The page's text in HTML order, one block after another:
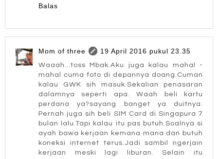
Balas
Mom of three 19 April 2016 pukul 23.35
Waaah...toss Mbak.Aku juga kalau mahal -
mahal cuma foto di depannya doang.Cuman
kalau GWK sih masuk.Sekalian penasaran
dalamnya seperti apa. Waah beli kartu
perdana ya?sayang banget ya duitnya.
Pernah juga sih beli SIM Card di Singapura 7
bulan lalu.Tapi kalau itu pas butuh.Soalnya si
ayah bawa kerjaan kemana mana dan butuh
koneksi internet terus.Jadi sambil ngerjain
kerjaan meski lagi liburan. Selain itu